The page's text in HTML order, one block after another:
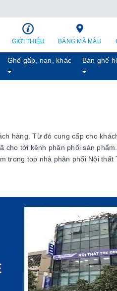
GIỚI THIỆU BẢNG MÃ MÀU
Ghế gấp, nan, khác Bàn ghế
hàng. Từ đó cung cấp cho
tới kênh phân phối sản
trong top nhà phân phối Nội